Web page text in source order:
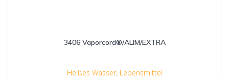
3406 Vaporcord®/ALIM/EXTRA
Heißes Wasser, Lebensmittel